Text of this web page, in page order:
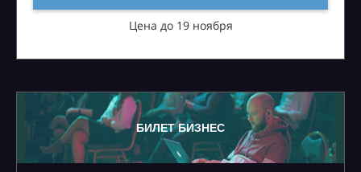
Цена до 19 ноября
БИЛЕТ БИЗНЕС